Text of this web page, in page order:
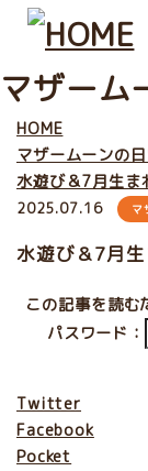
マザーム
HOME
マザームーンの
水遊び＆7月生
2025.07.16 マ
水遊び＆7月
この記事を読む
パスワード：
Twitter
Facebook
Pocket